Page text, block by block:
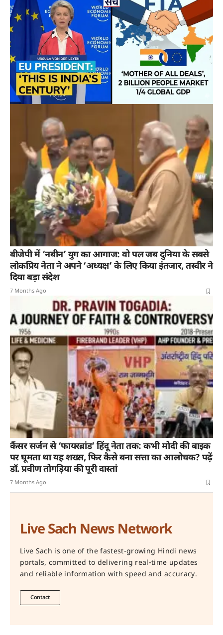
बीजेपी में ‘नबीन’ युग का आगाज: वो पल जब दुनिया के सबसे
लोकप्रिय नेता ने अपने ‘अध्यक्ष’ के लिए किया इंतजार, तस्वीर ने
दिया बड़ा संदेश
7 Months Ago
कैंसर सर्जन से ‘फायरब्रांड’ हिंदू नेता तक: कभी मोदी की बाइक
पर घूमता था यह शख्स, फिर कैसे बना सत्ता का आलोचक? पढ़ें
डॉ. प्रवीण तोगड़िया की पूरी दास्तां
7 Months Ago
Live Sach News Network
Live Sach is one of the fastest-growing Hindi news
portals, committed to delivering real-time updates
and reliable information with speed and accuracy.
Contact